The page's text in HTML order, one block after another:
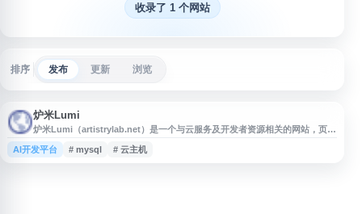
收录了 1 个网站
排序 发布 更新 浏览
炉米Lumi
炉米Lumi（artistrylab.net）是一个与云服务及开发者资源相关的网站，页面
信息涉及云服务器、云主机、对象存储、数据库、MySQL、视频云等关键
词。网站资料显示其关联火山引擎相关登录与云服务平台内容，可为开发者和
AI开发平台 # mysql # 云主机